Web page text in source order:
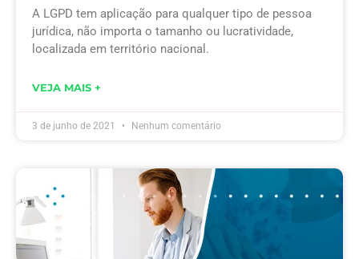
A LGPD tem aplicação para qualquer tipo de pessoa
jurídica, não importa o tamanho ou lucratividade,
localizada em território nacional.
VEJA MAIS +
3 de junho de 2021 Nenhum comentário